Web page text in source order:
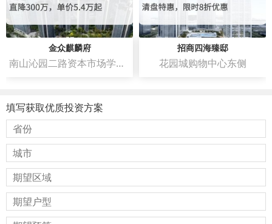
金众麒麟府
南山沁园二路资本市场学院南侧
招商四海臻邸
花园城购物中心东侧
填写获取优质投资方案